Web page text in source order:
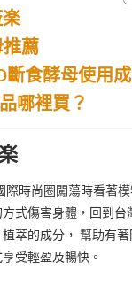
推薦
斷食酵母使用
哪裡買？
際時尚圈闖蕩時看著
式傷害身體，回到
萃的成分， 幫助有
受輕盈及暢快。